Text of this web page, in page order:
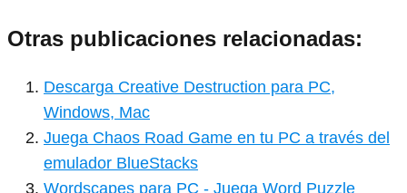
Otras publicaciones relacionadas:
Descarga Creative Destruction para PC,
Windows, Mac
Juega Chaos Road Game en tu PC a través del
emulador BlueStacks
Wordscapes para PC - Juega Word Puzzle